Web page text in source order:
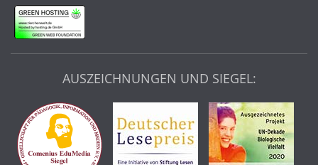
AUSZEICHNUNGEN UND SIEGEL: